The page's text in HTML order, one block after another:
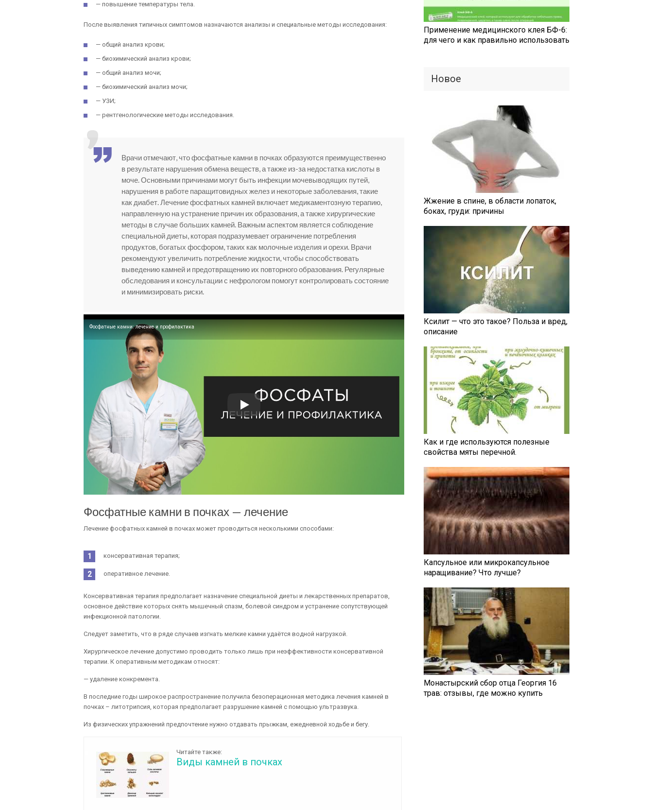
— повышение температуры тела.
После выявления типичных симптомов назначаются анализы и специальные методы исследования:
— общий анализ крови;
— биохимический анализ крови;
— общий анализ мочи;
— биохимический анализ мочи;
— УЗИ;
— рентгенологические методы исследования.
Врачи отмечают, что фосфатные камни в почках образуются преимущественно
в результате нарушения обмена веществ, а также из-за недостатка кислоты в
моче. Основными причинами могут быть инфекции мочевыводящих путей,
нарушения в работе паращитовидных желез и некоторые заболевания, такие
как диабет. Лечение фосфатных камней включает медикаментозную терапию,
направленную на устранение причин их образования, а также хирургические
методы в случае больших камней. Важным аспектом является соблюдение
специальной диеты, которая подразумевает ограничение потребления
продуктов, богатых фосфором, таких как молочные изделия и орехи. Врачи
рекомендуют увеличить потребление жидкости, чтобы способствовать
выведению камней и предотвращению их повторного образования. Регулярные
обследования и консультации с нефрологом помогут контролировать состояние
и минимизировать риски.
Фосфатные камни: лечение и профилактика
Фосфатные камни в почках — лечение
Лечение фосфатных камней в почках может проводиться несколькими способами:
консервативная терапия;
оперативное лечение.
Консервативная терапия предполагает назначение специальной диеты и лекарственных препаратов,
основное действие которых снять мышечный спазм, болевой синдром и устранение сопутствующей
инфекционной патологии.
Следует заметить, что в ряде случаев изгнать мелкие камни удаётся водной нагрузкой.
Хирургическое лечение допустимо проводить только лишь при неэффективности консервативной
терапии. К оперативным методикам относят:
— удаление конкремента.
В последние годы широкое распространение получила безоперационная методика лечения камней в
почках – литотрипсия, которая предполагает разрушение камней с помощью ультразвука.
Из физических упражнений предпочтение нужно отдавать прыжкам, ежедневной ходьбе и бегу.
Читайте также:
Виды камней в почках
Применение медицинского клея БФ-6:
для чего и как правильно использовать
Новое
Жжение в спине, в области лопаток,
боках, груди: причины
Ксилит — что это такое? Польза и вред,
описание
Как и где используются полезные
свойства мяты перечной.
Капсульное или микрокапсульное
наращивание? Что лучше?
Монастырский сбор отца Георгия 16
трав: отзывы, где можно купить